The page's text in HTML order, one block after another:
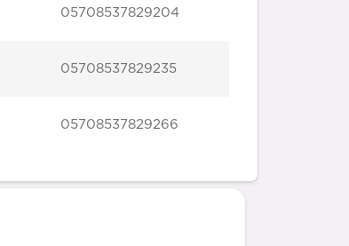
05708537829204
05708537829235
05708537829266